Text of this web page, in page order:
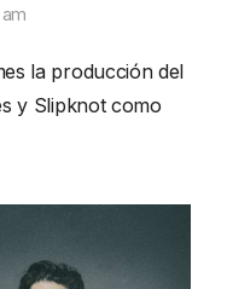
la producción del
y Slipknot como